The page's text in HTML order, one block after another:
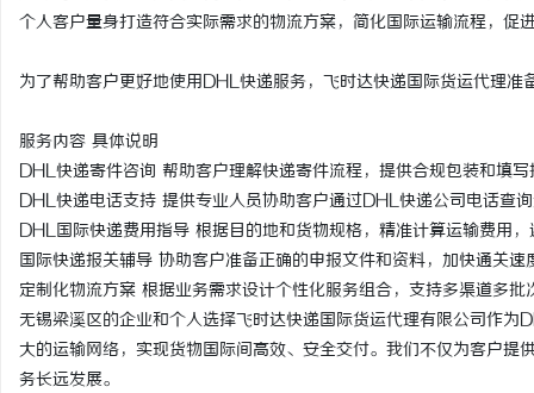
个人客户量身打造符合实际需求的物流方案，简化国际运输流程，促
为了帮助客户更好地使用DHL快递服务，飞时达快递国际货运代理准
服务内容 具体说明
DHL快递寄件咨询 帮助客户理解快递寄件流程，提供合规包装和填
DHL快递电话支持 提供专业人员协助客户通过DHL快递公司电话查
DHL国际快递费用指导 根据目的地和货物规格，精准计算运输费用
国际快递报关辅导 协助客户准备正确的申报文件和资料，加快通关速
定制化物流方案 根据业务需求设计个性化服务组合，支持多渠道多批
无锡梁溪区的企业和个人选择飞时达快递国际货运代理有限公司作
大的运输网络，实现货物国际间高效、安全交付。我们不仅为客户
务长远发展。